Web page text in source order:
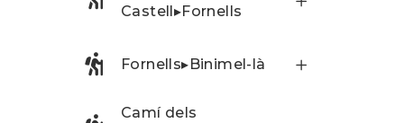
Castell▸Fornells
Fornells▸Binimel-là
Camí dels